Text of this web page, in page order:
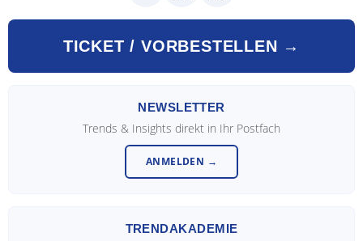
TICKET / VORBESTELLEN →
NEWSLETTER
Trends & Insights direkt in Ihr Postfach
ANMELDEN →
TRENDAKADEMIE